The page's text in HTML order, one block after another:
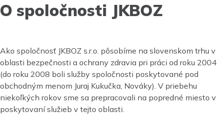
O spoločnosti JKBOZ
Ako spoločnosť JKBOZ s.r.o. pôsobíme na slovenskom trhu v
oblasti bezpečnosti a ochrany zdravia pri práci od roku 2004
(do roku 2008 boli služby spoločnosti poskytované pod
obchodným menom Juraj Kukučka, Nováky). V priebehu
niekoľkých rokov sme sa prepracovali na popredné miesto v
poskytovaní služieb v tejto oblasti.